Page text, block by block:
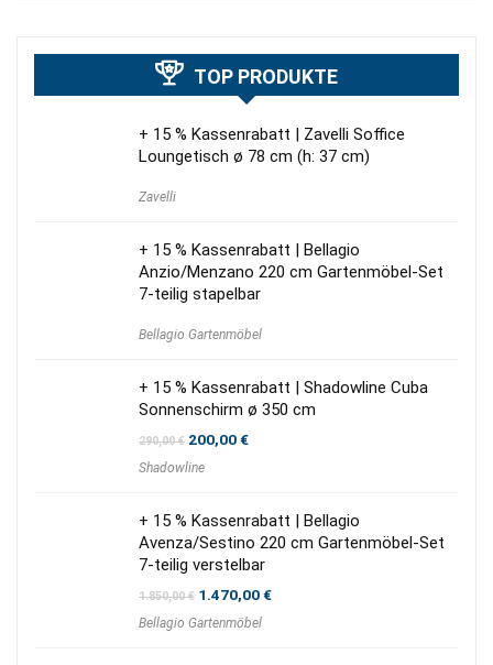
TOP PRODUKTE
+ 15 % Kassenrabatt | Zavelli Soffice
Loungetisch ø 78 cm (h: 37 cm)
Zavelli
+ 15 % Kassenrabatt | Bellagio
Anzio/Menzano 220 cm Gartenmöbel-Set
7-teilig stapelbar
Bellagio Gartenmöbel
+ 15 % Kassenrabatt | Shadowline Cuba
Sonnenschirm ø 350 cm
290,00€ Ursprünglicher
war:
200,00€Aktueller
Shadowline
+ 15 % Kassenrabatt | Bellagio
Avenza/Sestino 220 cm Gartenmöbel-Set
7-teilig verstelbar
1.850,00€ Ursprünglicher
war:
1.470,00€Aktueller
Bellagio Gartenmöbel